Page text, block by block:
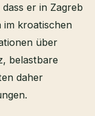
er in Zagreb
im kroatischen
über
belastbare
daher